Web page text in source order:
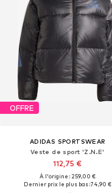
OFFRE
ADIDAS SPORTSWEAR
Veste de sport 'Z.N.E'
112,75 €
À l'origine : 259,00 €
Dernier prix le plus bas :74,90 €